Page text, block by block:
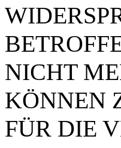
NICHT
KÖNNEN
FÜR DIE